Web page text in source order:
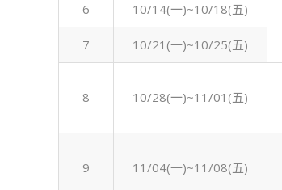
6 10/14(一)~10/18(五)
7
10/21(一)~10/25(五)
8 10/28(一)~11/01(五)
9 11/04(一)~11/08(五)